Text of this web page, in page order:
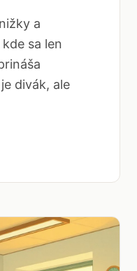
a
sa len
divák, ale